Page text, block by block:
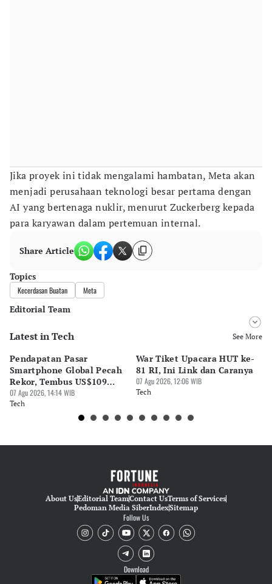
Jika proyek ini tidak mengalami hambatan, Meta akan
menjadi perusahaan teknologi besar pertama dengan
AI yang bertenaga nuklir, menurut Zuckerberg kepada
para karyawan dalam pertemuan internal.
Share Article
Topics
Kecerdasan Buatan Meta
Editorial Team
Editor
Editor
Pingit Aria
Latest in Tech See More
Pendapatan Pasar
Smartphone Global Pecah
Rekor, Tembus US$109
Miliar
07 Agu 2026, 14:14 WIB
Tech
War Tiket Upacara HUT ke-
81 RI, Ini Link dan Caranya
07 Agu 2026, 12:06 WIB
Tech
About UsEditorial TeamContact UsTerms of Services
Pedoman Media SiberIndexSitemap
Follow Us
Download